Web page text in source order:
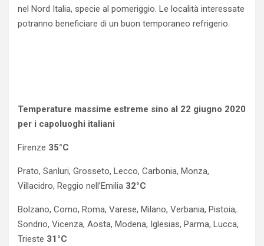
nel Nord Italia, specie al pomeriggio. Le località interessate
potranno beneficiare di un buon temporaneo refrigerio.
Temperature massime estreme sino al 22 giugno 2020
per i capoluoghi italiani
Firenze 35°C
Prato, Sanluri, Grosseto, Lecco, Carbonia, Monza,
Villacidro, Reggio nell’Emilia 32°C
Bolzano, Como, Roma, Varese, Milano, Verbania, Pistoia,
Sondrio, Vicenza, Aosta, Modena, Iglesias, Parma, Lucca,
Trieste 31°C